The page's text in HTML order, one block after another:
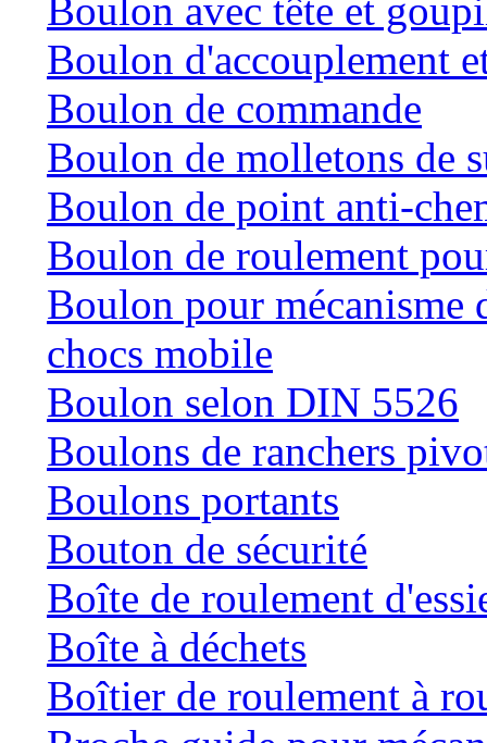
Boulon avec tête et
Boulon d'accouplement
Boulon de commande
Boulon de molletons de
Boulon de point anti-
Boulon de roulement
Boulon pour mécanisme
chocs mobile
Boulon selon DIN 5526
Boulons de ranchers
Boulons portants
Bouton de sécurité
Boîte de roulement
Boîte à déchets
Boîtier de roulement à